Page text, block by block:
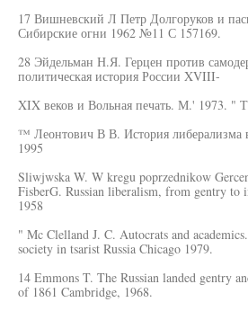
17 Вишневский Л Петр Долгоруков и
Сибирские огни 1962 №11 С 157169.
28 Эйдельман Н.Я. Герцен против
политическая история России XVIII-
XIX веков и Вольная печать. М.' 1973. "
™ Леонтович В В. История либерализма
1995
Sliwjwska W. W kregu poprzednikow
FisberG. Russian liberalism, from gentry to
1958
" Mc Clelland J. C. Autocrats and
society in tsarist Russia Chicago 1979.
14 Emmons T. The Russian landed gentry
of 1861 Cambridge, 1968.